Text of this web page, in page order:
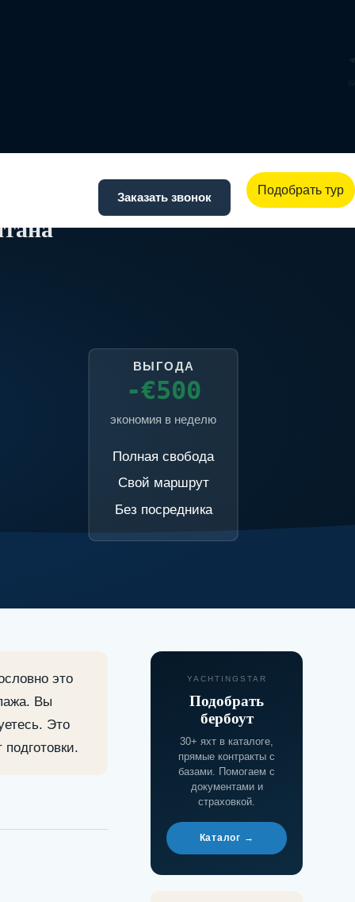
Заказать звонок Подобрать тур
ВЫГОДА
-€500
экономия в неделю
Полная свобода
Свой маршрут
Без посредника
это
Вы
Это
YACHTINGSTAR
Подобрать
бербоут
30+ яхт в каталоге,
прямые контракты с
базами. Помогаем с
документами и
страховкой.
Каталог →